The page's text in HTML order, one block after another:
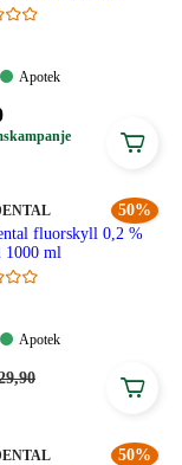
Apotek:
Apotek
50%
:
fluorskyll 0,2 %
1000 ml
Apotek:
Apotek
,90
50%
: